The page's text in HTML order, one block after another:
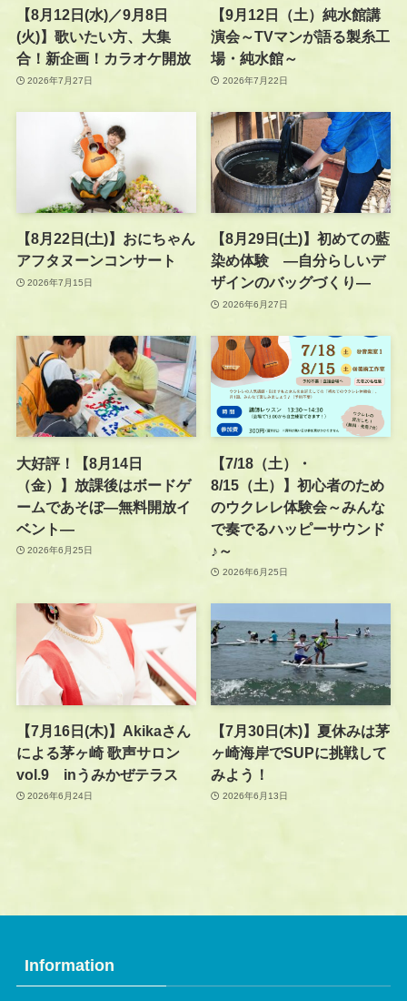
【8月12日(水)／9月8日
(火)】歌いたい方、大集
合！新企画！カラオケ開放
2026年7月27日
【9月12日（土）純水館講
演会～TVマンが語る製糸工
場・純水館～
2026年7月22日
【8月22日(土)】おにちゃん
アフタヌーンコンサート
2026年7月15日
【8月29日(土)】初めての藍
染め体験 —自分らしいデ
ザインのバッグづくり—
2026年6月27日
大好評！【8月14日
（金）】放課後はボードゲ
ームであそぼ―無料開放イ
ベント―
2026年6月25日
【7/18（土）・
8/15（土）】初心者のため
のウクレレ体験会～みんな
で奏でるハッピーサウンド
♪～
2026年6月25日
【7月16日(木)】Akikaさん
による茅ヶ崎 歌声サロン
vol.9 inうみかぜテラス
2026年6月24日
【7月30日(木)】夏休みは茅
ヶ崎海岸でSUPに挑戦して
みよう！
2026年6月13日
Information